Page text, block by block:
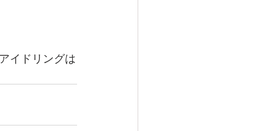
イドリングは